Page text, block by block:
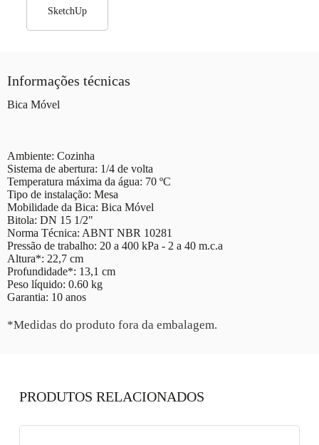
SketchUp
Informações técnicas
Bica Móvel
Ambiente: Cozinha
Sistema de abertura: 1/4 de volta
Temperatura máxima da água: 70 ºC
Tipo de instalação: Mesa
Mobilidade da Bica: Bica Móvel
Bitola: DN 15 1/2"
Norma Técnica: ABNT NBR 10281
Pressão de trabalho: 20 a 400 kPa - 2 a 40 m.c.a
Altura*: 22,7 cm
Profundidade*: 13,1 cm
Peso líquido: 0.60 kg
Garantia: 10 anos
*Medidas do produto fora da embalagem.
PRODUTOS RELACIONADOS